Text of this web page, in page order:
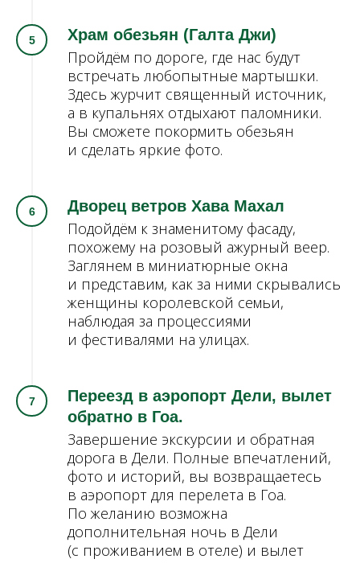
Храм обезьян (Галта Джи)
Пройдём по дороге, где нас будут
встречать любопытные мартышки.
Здесь журчит священный источник,
а в купальнях отдыхают паломники.
Вы сможете покормить обезьян
и сделать яркие фото.
Дворец ветров Хава Махал
Подойдём к знаменитому фасаду,
похожему на розовый ажурный веер.
Заглянем в миниатюрные окна
и представим, как за ними скрывались
женщины королевской семьи,
наблюдая за процессиями
и фестивалями на улицах.
Переезд в аэропорт Дели, вылет
обратно в Гоа.
Завершение экскурсии и обратная
дорога в Дели. Полные впечатлений,
фото и историй, вы возвращаетесь
в аэропорт для перелета в Гоа.
По желанию возможна
дополнительная ночь в Дели
(с проживанием в отеле) и вылет